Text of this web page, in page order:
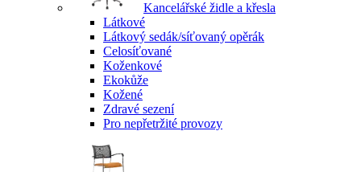
Kancelářské židle a křesla
Látkové
Látkový sedák/síťovaný opěrák
Celosíťované
Koženkové
Ekokůže
Kožené
Zdravé sezení
Pro nepřetržité provozy